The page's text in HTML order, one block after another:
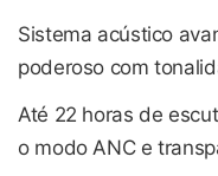
Sistema acústico
poderoso com
Até 22 horas de
o modo ANC e